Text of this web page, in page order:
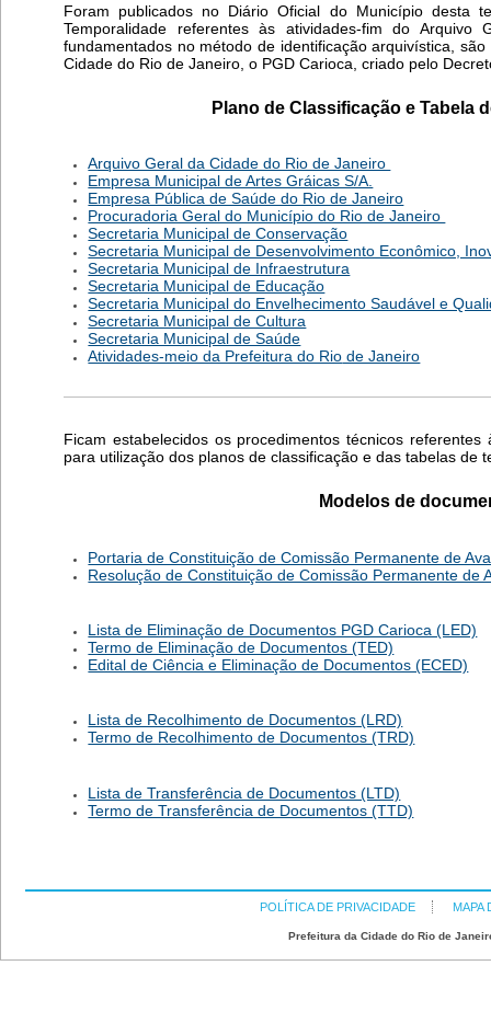
Foram publicados no Diário Oficial do Município desta
Temporalidade referentes às atividades-fim do
fundamentados no método de identificação arquivística,
Cidade do Rio de Janeiro, o PGD Carioca, criado pelo
Plano de Classificação e Tabela
Arquivo Geral da Cidade do Rio de Janeiro
Empresa Municipal de Artes Gráicas S/A.
Empresa Pública de Saúde do Rio de Janeiro
Procuradoria Geral do Município do Rio de Janeiro
Secretaria Municipal de Conservação
Secretaria Municipal de Desenvolvimento Econômico,
Secretaria Municipal de Infraestrutura
Secretaria Municipal de Educação
Secretaria Municipal do Envelhecimento Saudável e
Secretaria Municipal de Cultura
Secretaria Municipal de Saúde
Atividades-meio da Prefeitura do Rio de Janeiro
Ficam estabelecidos os procedimentos técnicos
para utilização dos planos de classificação e das tabelas
Modelos de
Portaria de Constituição de Comissão Permanente de
Resolução de Constituição de Comissão Permanente de
Lista de Eliminação de Documentos PGD Carioca (LED)
Termo de Eliminação de Documentos (TED)
Edital de Ciência e Eliminação de Documentos (ECED)
Lista de Recolhimento de Documentos (LRD)
Termo de Recolhimento de Documentos (TRD)
Lista de Transferência de Documentos (LTD)
Termo de Transferência de Documentos (TTD)
POLÍTICA DE PRIVACIDADE MAPA
Prefeitura da Cidade do Rio de